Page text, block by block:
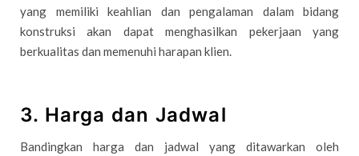
yang memiliki keahlian dan pengalaman dalam bidang
konstruksi akan dapat menghasilkan pekerjaan yang
berkualitas dan memenuhi harapan klien.
3. Harga dan Jadwal
Bandingkan harga dan jadwal yang ditawarkan oleh